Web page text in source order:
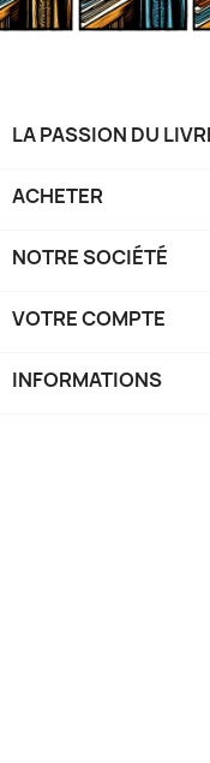
LA PASSION DU
ACHETER
NOTRE SOCIÉTÉ
VOTRE COMPTE
INFORMATIONS